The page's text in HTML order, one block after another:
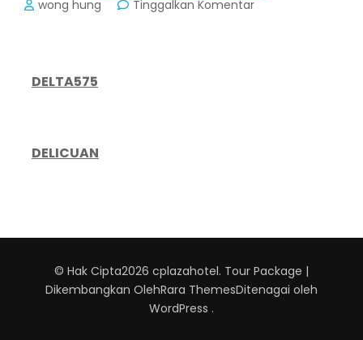
wong hung Tinggalkan Komentarpada
DELTA575
DELICUAN
© Hak Cipta2026 cplazahotel. Tour Package |
Dikembangkan OlehRara ThemesDitenagai oleh
WordPress .